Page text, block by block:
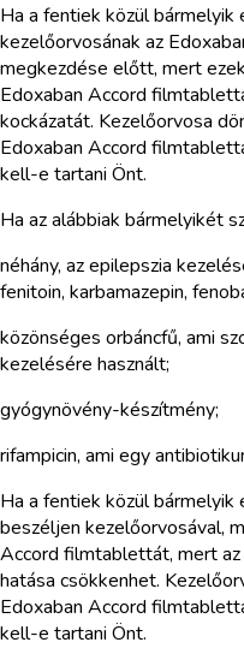
Ha a fentiek közül bármelyik
kezelőorvosának az
megkezdése előtt, mert
Edoxaban Accord
kockázatát. Kezelőorvosa
Edoxaban Accord
kell-e tartani Önt.
Ha az alábbiak bármelyikét
néhány, az epilepszia
fenitoin, karbamazepin,
közönséges orbáncfű, ami
kezelésére használt;
gyógynövény-készítmény;
rifampicin, ami egy
Ha a fentiek közül bármelyik
beszéljen kezelőorvosával,
Accord filmtablettát, mert
hatása csökkenhet.
Edoxaban Accord
kell-e tartani Önt.